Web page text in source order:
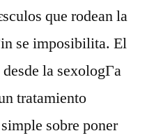
que rodean la
se imposibilita. El
la sexologГ­a
tratamiento
sobre poner